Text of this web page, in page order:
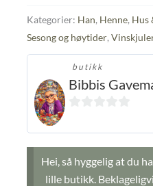
Kategorier: Han, Henne, Hus
Sesong og høytider,
butikk
Bibbis
ut
5
Hei, så hyggelig at du
lille butikk.